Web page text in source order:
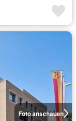
Foto anschauen